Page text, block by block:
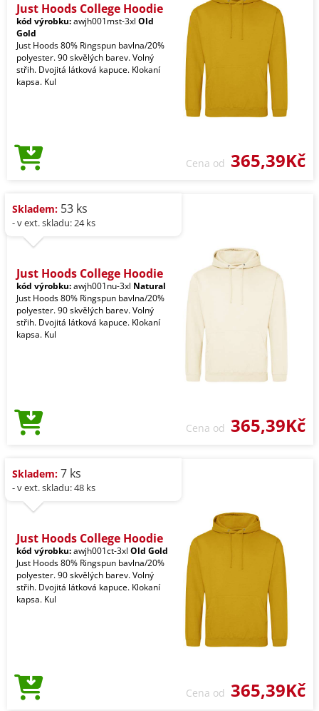
Just Hoods College Hoodie
kód výrobku:awjh001mst-3xl Old
Gold
Just Hoods 80% Ringspun bavlna/20%
polyester. 90 skvělých barev. Volný
střih. Dvojitá látková kapuce. Klokaní
kapsa. Kul
Cena od 365,39Kč
Skladem: 53 ks
- v ext. skladu: 24 ks
Just Hoods College Hoodie
kód výrobku:awjh001nu-3xl Natural
Just Hoods 80% Ringspun bavlna/20%
polyester. 90 skvělých barev. Volný
střih. Dvojitá látková kapuce. Klokaní
kapsa. Kul
Cena od 365,39Kč
Skladem: 7 ks
- v ext. skladu: 48 ks
Just Hoods College Hoodie
kód výrobku:awjh001ct-3xl Old Gold
Just Hoods 80% Ringspun bavlna/20%
polyester. 90 skvělých barev. Volný
střih. Dvojitá látková kapuce. Klokaní
kapsa. Kul
Cena od 365,39Kč